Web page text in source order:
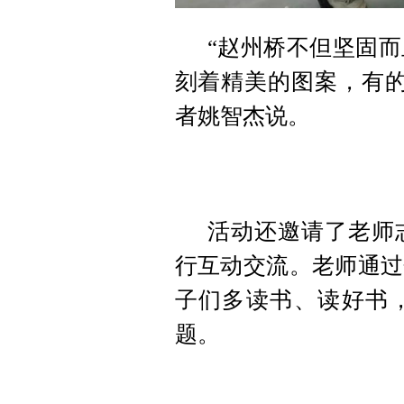
“赵州桥不但坚固
刻着精美的图案，有
者姚智杰说。
活动还邀请了老师
行互动交流。老师通
子们多读书、读好书
题。